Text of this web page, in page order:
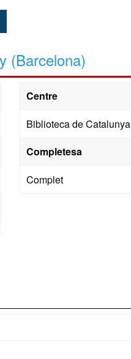
(Barcelona)
Centre
Biblioteca de Catalunya
Completesa
Complet